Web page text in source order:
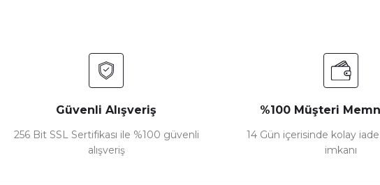
Güvenli Alışveriş
256 Bit SSL Sertifikası ile %100 güvenli
alışveriş
%100 Müşteri
14 Gün içerisinde kolay
imkanı